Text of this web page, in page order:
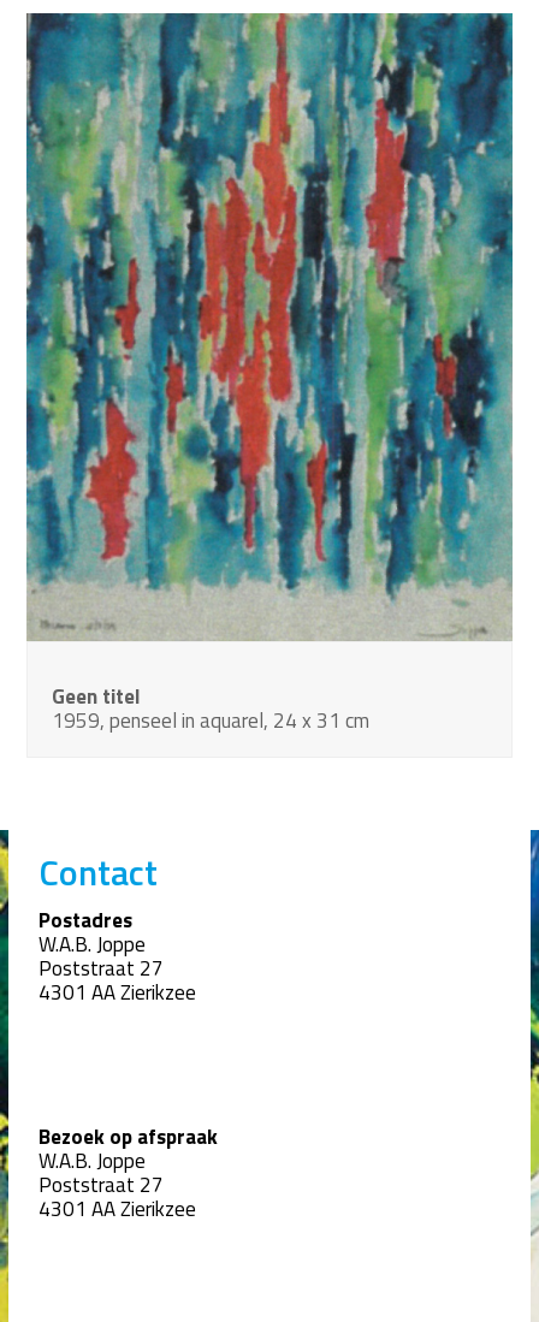
Geen titel
1959, penseel in aquarel, 24 x 31 cm
Contact
Postadres
W.A.B. Joppe
Poststraat 27
4301 AA Zierikzee
Bezoek op afspraak
W.A.B. Joppe
Poststraat 27
4301 AA Zierikzee